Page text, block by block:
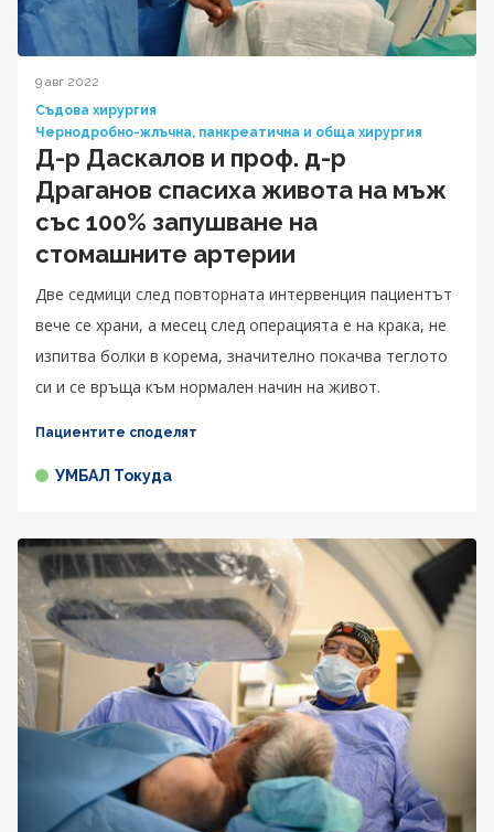
9 авг 2022
Съдова хирургия
Чернодробно-жлъчна, панкреатична и обща хирургия
Д-р Даскалов и проф. д-р
Драганов спасиха живота на мъж
със 100% запушване на
стомашните артерии
Две седмици след повторната интервенция пациентът
вече се храни, а месец след операцията е на крака, не
изпитва болки в корема, значително покачва теглото
си и се връща към нормален начин на живот.
Пациентите споделят
УМБАЛ Токуда